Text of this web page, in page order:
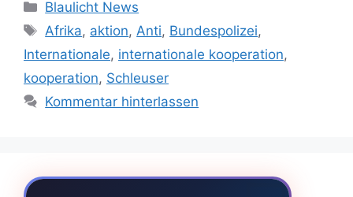
Kategorien
Blaulicht News
Schlagwörter
Afrika, aktion,Anti, Bundespolizei,
Internationale, internationale kooperation,
kooperation, Schleuser
Kommentar hinterlassen